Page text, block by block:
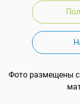
Фото размещены с